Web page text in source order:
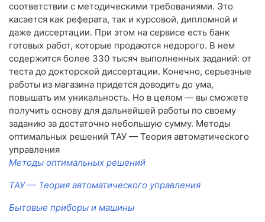
соответствии с методическими требованиями. Это
касается как реферата, так и курсовой, дипломной и
даже диссертации. При этом на сервисе есть банк
готовых работ, которые продаются недорого. В нем
содержится более 330 тысяч выполненных заданий: от
теста до докторской диссертации. Конечно, серьезные
работы из магазина придется доводить до ума,
повышать им уникальность. Но в целом — вы сможете
получить основу для дальнейшей работы по своему
заданию за достаточно небольшую сумму. Методы
оптимальных решений ТАУ — Теория автоматического
управления
Методы оптимальных решений
ТАУ — Теория автоматического управления
Бытовые приборы и машины